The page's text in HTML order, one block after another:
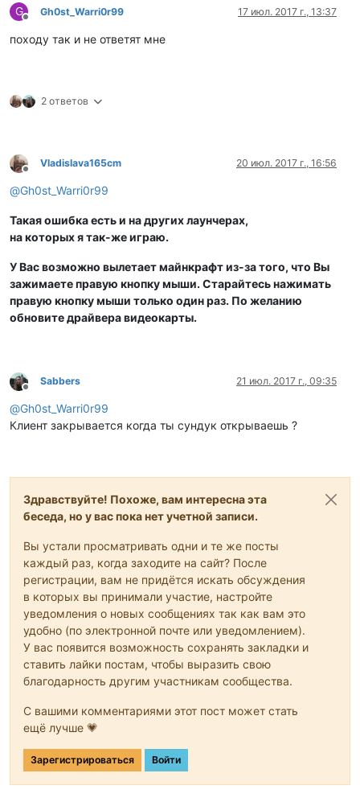
G
Не в сети
Gh0st_Warri0r99 17 июл. 2017 г., 13:37
походу так и не ответят мне
2 ответов
Не в сети
Vladislava165cm 20 июл. 2017 г., 16:56
@Gh0st_Warri0r99
Такая ошибка есть и на других лаунчерах,
на которых я так-же играю.
У Вас возможно вылетает майнкрафт из-за того, что Вы
зажимаете правую кнопку мыши. Старайтесь нажимать
правую кнопку мыши только один раз. По желанию
обновите драйвера видеокарты.
Не в сети
Sabbers 21 июл. 2017 г., 09:35
@Gh0st_Warri0r99
Клиент закрывается когда ты сундук открываешь ?
Здравствуйте! Похоже, вам интересна эта
беседа, но у вас пока нет учетной записи.
Вы устали просматривать одни и те же посты
каждый раз, когда заходите на сайт? После
регистрации, вам не придётся искать обсуждения
в которых вы принимали участие, настройте
уведомления о новых сообщениях так как вам это
удобно (по электронной почте или уведомлением).
У вас появится возможность сохранять закладки и
ставить лайки постам, чтобы выразить свою
благодарность другим участникам сообщества.
С вашими комментариями этот пост может стать
ещё лучше 💗
Зарегистрироваться Войти